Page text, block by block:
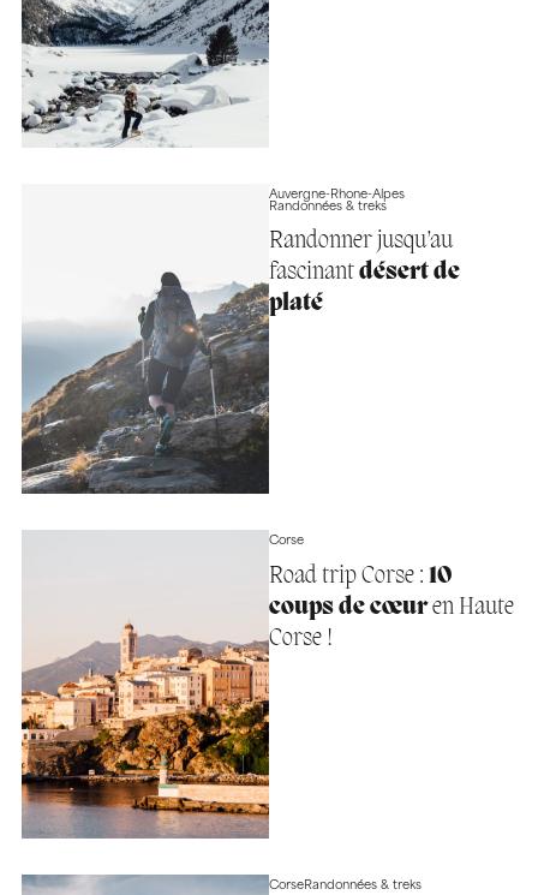
Auvergne-Rhone-Alpes
Randonnées & treks
Randonner jusqu’au
fascinantdésert de
platé
Corse
Road trip Corse : 10
coups de cœuren Haute
Corse !
CorseRandonnées & treks